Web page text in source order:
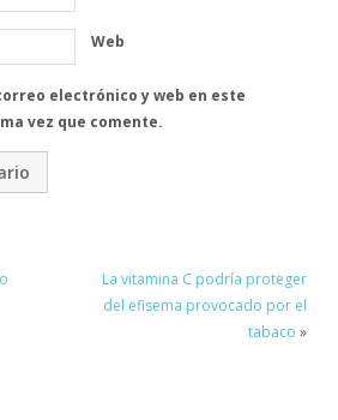
Web
electrónico y web en este
vez que comente.
La vitamina C podría proteger
del efisema provocado por el
tabaco »